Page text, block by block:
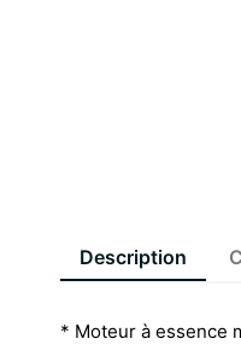
Description
* Moteur à essence